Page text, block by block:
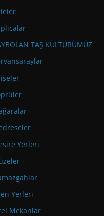
TAŞ KÜLTÜRÜMÜZ
Yerleri
Yerleri
Mekanlar